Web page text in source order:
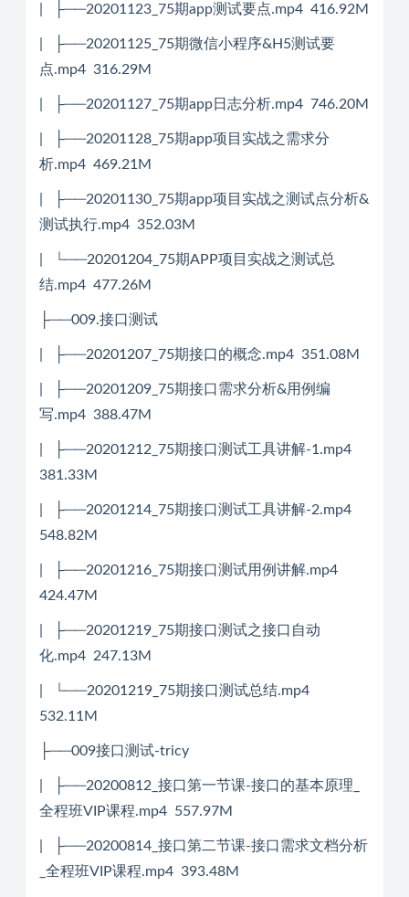
| ├──20201123_75期app测试要点.mp4 416.92M
| ├──20201125_75期微信小程序&H5测试要
点.mp4 316.29M
| ├──20201127_75期app日志分析.mp4 746.20M
| ├──20201128_75期app项目实战之需求分
析.mp4 469.21M
| ├──20201130_75期app项目实战之测试点分析&
测试执行.mp4 352.03M
| └──20201204_75期APP项目实战之测试总
结.mp4 477.26M
├──009.接口测试
| ├──20201207_75期接口的概念.mp4 351.08M
| ├──20201209_75期接口需求分析&用例编
写.mp4 388.47M
| ├──20201212_75期接口测试工具讲解-1.mp4
381.33M
| ├──20201214_75期接口测试工具讲解-2.mp4
548.82M
| ├──20201216_75期接口测试用例讲解.mp4
424.47M
| ├──20201219_75期接口测试之接口自动
化.mp4 247.13M
| └──20201219_75期接口测试总结.mp4
532.11M
├──009接口测试-tricy
| ├──20200812_接口第一节课-接口的基本原理_
全程班VIP课程.mp4 557.97M
| ├──20200814_接口第二节课-接口需求文档分析
_全程班VIP课程.mp4 393.48M